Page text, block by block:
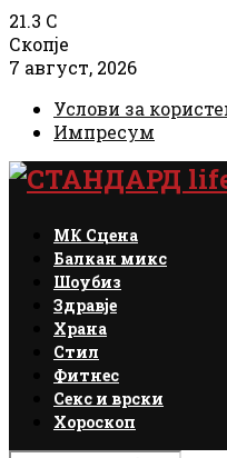
21.3 C
Скопје
7 август, 2026
Услови за
Импресум
Facebook
Instagram
Email
Rss
МК Сцена
Балкан микс
Шоубиз
Здравје
Храна
Стил
Фитнес
Секс и врски
Хороскоп